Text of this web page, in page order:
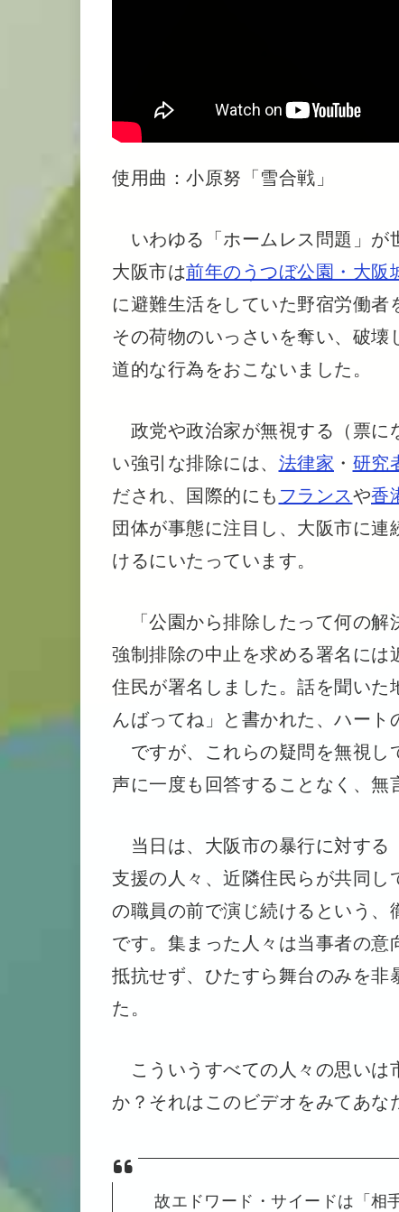
使用曲：小原努「雪合戦」
いわゆる「ホームレス問題」が
大阪市は前年のうつぼ公園・大阪
に避難生活をしていた野宿労働
その荷物のいっさいを奪い、破
道的な行為をおこないました。
政党や政治家が無視する（票に
い強引な排除には、 法律家 ・ 研究
だされ、国際的にも フランスや香
団体が事態に注目し、大阪市に
けるにいたっています。
「公園から排除したって何の
強制排除の中止を求める署名には
住民が署名しました。話を聞い
んばってね」と書かれた、ハート
ですが、これらの疑問を無視し
声に一度も回答することなく、無
当日は、大阪市の暴行に対する
支援の人々、近隣住民らが共同
の職員の前で演じ続けるという
です。集まった人々は当事者の
抵抗せず、ひたすら舞台のみを
た。
こういうすべての人々の思いは
か？それはこのビデオをみてあな
故エドワード・サイードは「相